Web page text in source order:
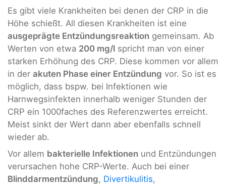
Es gibt viele Krankheiten bei denen der CRP in die
Höhe schießt. All diesen Krankheiten ist eine
ausgeprägte Entzündungsreaktion gemeinsam. Ab
Werten von etwa 200 mg/l spricht man von einer
starken Erhöhung des CRP. Diese kommen vor allem
in der akuten Phase einer Entzündung vor. So ist es
möglich, dass bspw. bei Infektionen wie
Harnwegsinfekten innerhalb weniger Stunden der
CRP ein 1000faches des Referenzwertes erreicht.
Meist sinkt der Wert dann aber ebenfalls schnell
wieder ab.
Vor allem bakterielle Infektionen und Entzündungen
verursachen hohe CRP-Werte. Auch bei einer
Blinddarmentzündung, Divertikulitis,